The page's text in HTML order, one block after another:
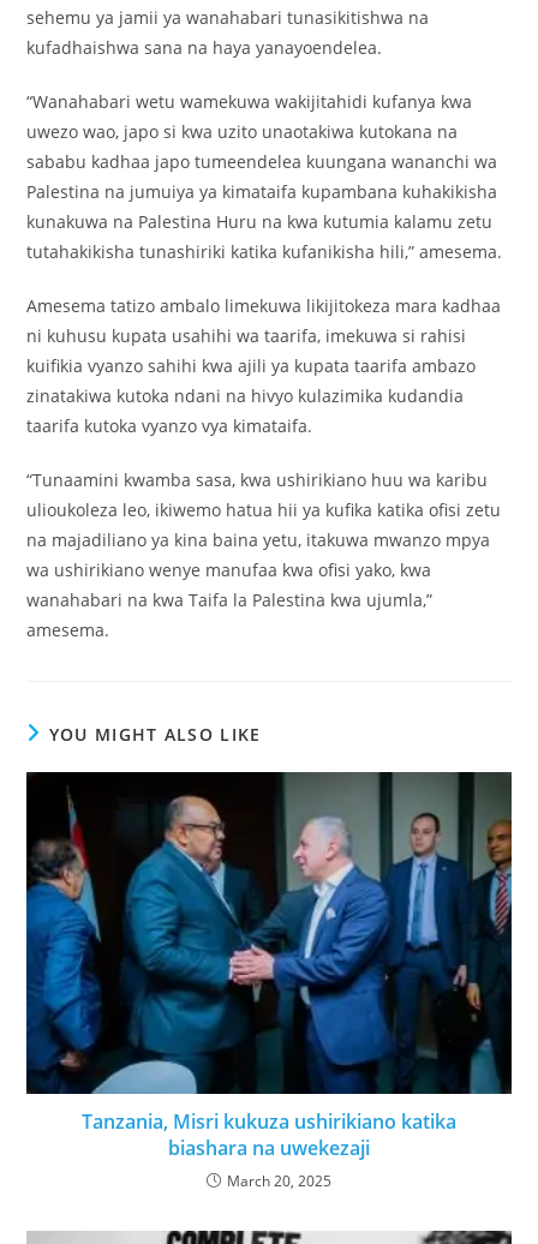
sehemu ya jamii ya wanahabari tunasikitishwa na
kufadhaishwa sana na haya yanayoendelea.
“Wanahabari wetu wamekuwa wakijitahidi kufanya kwa
uwezo wao, japo si kwa uzito unaotakiwa kutokana na
sababu kadhaa japo tumeendelea kuungana wananchi wa
Palestina na jumuiya ya kimataifa kupambana kuhakikisha
kunakuwa na Palestina Huru na kwa kutumia kalamu zetu
tutahakikisha tunashiriki katika kufanikisha hili,” amesema.
Amesema tatizo ambalo limekuwa likijitokeza mara kadhaa
ni kuhusu kupata usahihi wa taarifa, imekuwa si rahisi
kuifikia vyanzo sahihi kwa ajili ya kupata taarifa ambazo
zinatakiwa kutoka ndani na hivyo kulazimika kudandia
taarifa kutoka vyanzo vya kimataifa.
“Tunaamini kwamba sasa, kwa ushirikiano huu wa karibu
ulioukoleza leo, ikiwemo hatua hii ya kufika katika ofisi zetu
na majadiliano ya kina baina yetu, itakuwa mwanzo mpya
wa ushirikiano wenye manufaa kwa ofisi yako, kwa
wanahabari na kwa Taifa la Palestina kwa ujumla,”
amesema.
YOU MIGHT ALSO LIKE
Tanzania, Misri kukuza ushirikiano katika
biashara na uwekezaji
March 20, 2025